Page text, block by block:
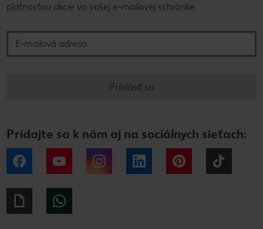
platnosťou akcie vo vašej e-mailovej schránke.
Prihlásiť sa
Pridajte sa k nám aj na sociálnych sieťach:
Facebook YouTube Instagram LinkedIn Pinterest
Giphy